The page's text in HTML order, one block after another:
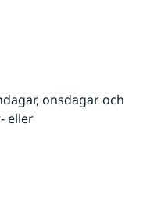
onsdagar och
eller